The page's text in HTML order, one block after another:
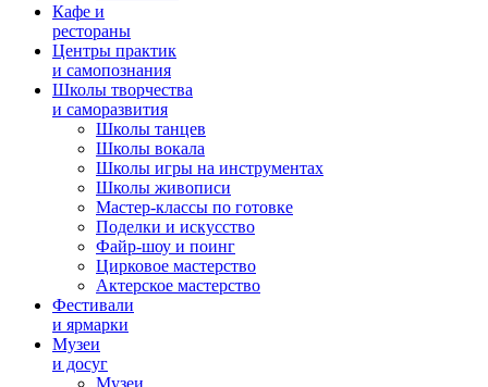
Кафе и
рестораны
Центры практик
и самопознания
Школы творчества
и саморазвития
Школы танцев
Школы вокала
Школы игры на инструментах
Школы живописи
Мастер-классы по готовке
Поделки и искусство
Файр-шоу и поинг
Цирковое мастерство
Актерское мастерство
Фестивали
и ярмарки
Музеи
и досуг
Музеи